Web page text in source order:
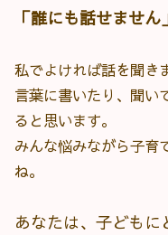
「誰にも話せません
私でよければ話を聞き
言葉に書いたり、聞い
ると思います。
みんな悩みながら子育
ね。
あなたは、子ども